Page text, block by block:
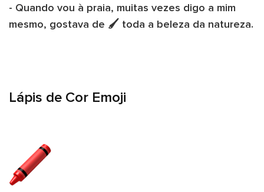
- Quando vou à praia, muitas vezes digo a mim
mesmo, gostava de 🖌️ toda a beleza da natureza.
Lápis de Cor Emoji